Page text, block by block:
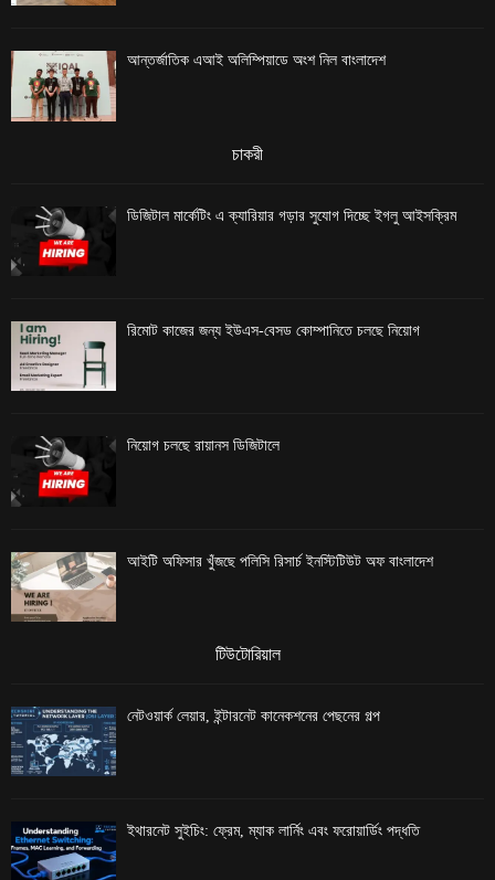
আন্তর্জাতিক এআই অলিম্পিয়াডে অংশ নিল বাংলাদেশ
চাকরী
ডিজিটাল মার্কেটিং এ ক্যারিয়ার গড়ার সুযোগ দিচ্ছে ইগলু আইসক্রিম
রিমোট কাজের জন্য ইউএস-বেসড কোম্পানিতে চলছে নিয়োগ
নিয়োগ চলছে রায়ানস ডিজিটালে
আইটি অফিসার খুঁজছে পলিসি রিসার্চ ইনস্টিটিউট অফ বাংলাদেশ
টিউটোরিয়াল
নেটওয়ার্ক লেয়ার, ইন্টারনেট কানেকশনের পেছনের গল্প
ইথারনেট সুইচিং: ফ্রেম, ম্যাক লার্নিং এবং ফরোয়ার্ডিং পদ্ধতি